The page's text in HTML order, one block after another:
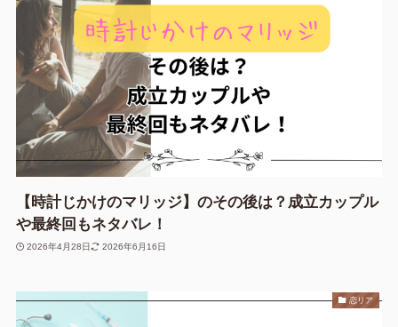
【時計じかけのマリッジ】のその後は？成立カップル
や最終回もネタバレ！
2026年4月28日 2026年6月16日
恋リア